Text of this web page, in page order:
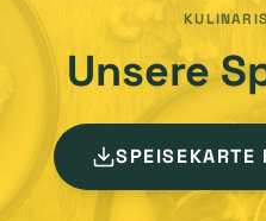
Unsere
SPEISEKARTE